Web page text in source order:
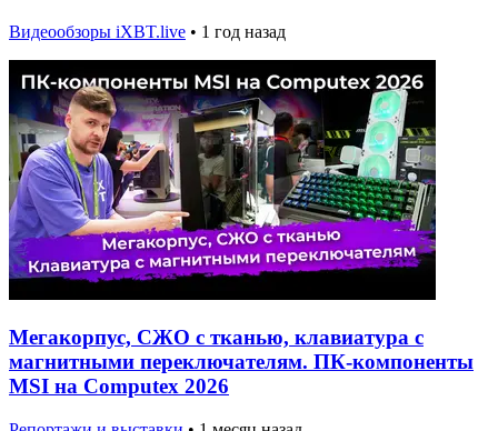
Видеообзоры iXBT.live • 1 год назад
Мегакорпус, СЖО с тканью, клавиатура с
магнитными переключателям. ПК-компоненты
MSI на Computex 2026